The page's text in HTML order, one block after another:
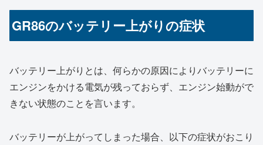
GR86のバッテリー上がりの症状
バッテリー上がりとは、何らかの原因によりバッテリーに
エンジンをかける電気が残っておらず、エンジン始動がで
きない状態のことを言います。
バッテリーが上がってしまった場合、以下の症状がおこり